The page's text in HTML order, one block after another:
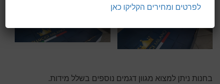
בחנות ניתן למצוא מגוון דגמים נוספים בשלל מידות.
לפרטים ומחירים הקליקו כאן